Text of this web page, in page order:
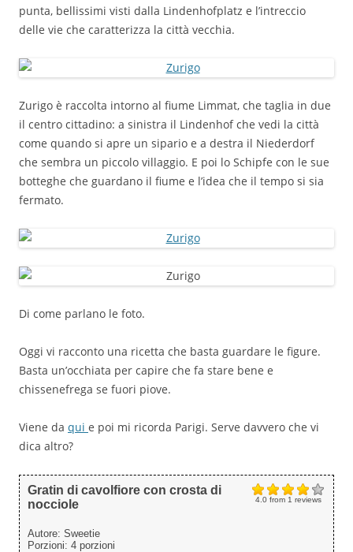
punta, bellissimi visti dalla Lindenhofplatz e l’intreccio
delle vie che caratterizza la città vecchia.
Zurigo è raccolta intorno al fiume Limmat, che taglia in due
il centro cittadino: a sinistra il Lindenhof che vedi la città
come quando si apre un sipario e a destra il Niederdorf
che sembra un piccolo villaggio. E poi lo Schipfe con le sue
botteghe che guardano il fiume e l’idea che il tempo si sia
fermato.
Di come parlano le foto.
Oggi vi racconto una ricetta che basta guardare le figure.
Basta un’occhiata per capire che fa stare bene e
chissenefrega se fuori piove.
Viene da qui e poi mi ricorda Parigi. Serve davvero che vi
dica altro?
4.0from 1 reviews
Gratin di cavolfiore con crosta di
nocciole
Autore: Sweetie
Porzioni: 4 porzioni